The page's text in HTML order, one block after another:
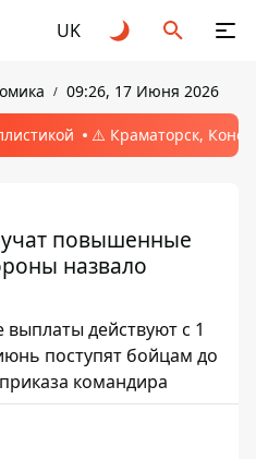
UK
09:26, 17 Июня 2026
⚠️ Краматорск,
повышенные
назвало
действуют с 1
поступят бойцам до
командира